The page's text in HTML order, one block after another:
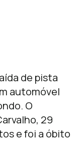
de pista
automóvel
O
29
e foi a óbito